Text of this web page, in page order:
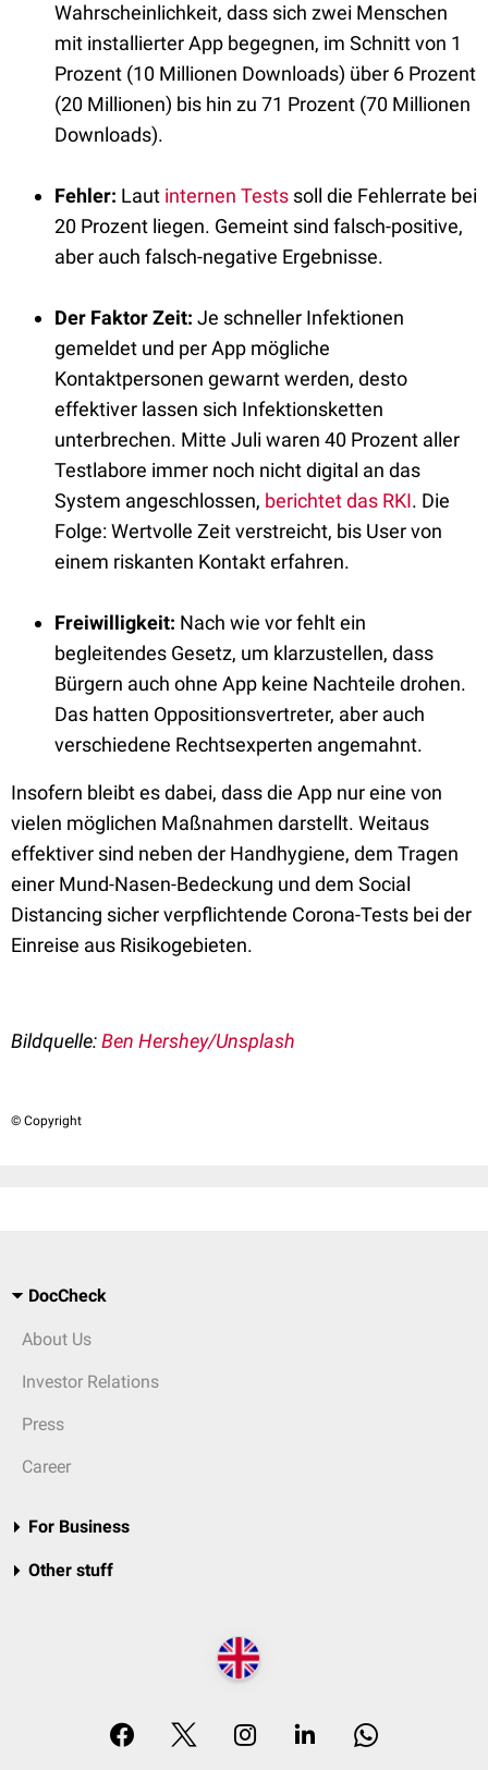
Wahrscheinlichkeit, dass sich zwei Menschen
mit installierter App begegnen, im Schnitt von 1
Prozent (10 Millionen Downloads) über 6 Prozent
(20 Millionen) bis hin zu 71 Prozent (70 Millionen
Downloads).
Fehler: Laut internen Tests soll die Fehlerrate bei
20 Prozent liegen. Gemeint sind falsch-positive,
aber auch falsch-negative Ergebnisse.
Der Faktor Zeit: Je schneller Infektionen
gemeldet und per App mögliche
Kontaktpersonen gewarnt werden, desto
effektiver lassen sich Infektionsketten
unterbrechen. Mitte Juli waren 40 Prozent aller
Testlabore immer noch nicht digital an das
System angeschlossen, berichtet das RKI. Die
Folge: Wertvolle Zeit verstreicht, bis User von
einem riskanten Kontakt erfahren.
Freiwilligkeit: Nach wie vor fehlt ein
begleitendes Gesetz, um klarzustellen, dass
Bürgern auch ohne App keine Nachteile drohen.
Das hatten Oppositionsvertreter, aber auch
verschiedene Rechtsexperten angemahnt.
Insofern bleibt es dabei, dass die App nur eine von
vielen möglichen Maßnahmen darstellt. Weitaus
effektiver sind neben der Handhygiene, dem Tragen
einer Mund-Nasen-Bedeckung und dem Social
Distancing sicher verpflichtende Corona-Tests bei der
Einreise aus Risikogebieten.
Bildquelle:Ben Hershey/Unsplash
© Copyright
DocCheck
About Us
Investor Relations
Press
Career
For Business
Other stuff